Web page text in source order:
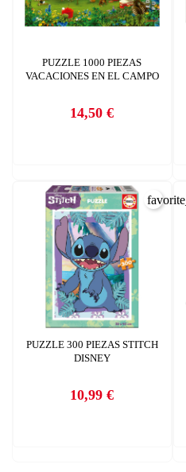
PUZZLE 1000 PIEZAS
VACACIONES EN EL CAMPO
Precio
14,50 €
PUZZLE 300 PIEZAS STITCH
DISNEY
Precio
10,99 €